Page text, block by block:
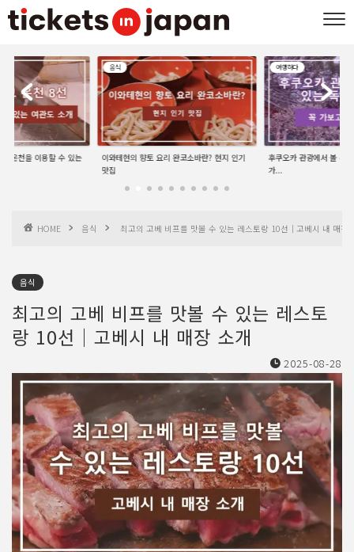
| 온천을 이용할 수 있는
음식
이와테현의 향토 요리 완코소바란? 현지 인기
맛집
여행하다
후쿠오카 관광에서 볼 수
가...
HOME 음식 최고의 고베 비프를 맛볼 수 있는 레스토랑 10선｜고베시 내 매장
음식
최고의 고베 비프를 맛볼 수 있는 레스토
랑 10선｜고베시 내 매장 소개
2025-08-28